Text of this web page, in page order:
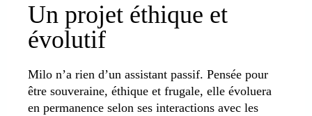
Un projet éthique et
évolutif
Milo n’a rien d’un assistant passif. Pensée pour
être souveraine, éthique et frugale, elle évoluera
en permanence selon ses interactions avec les